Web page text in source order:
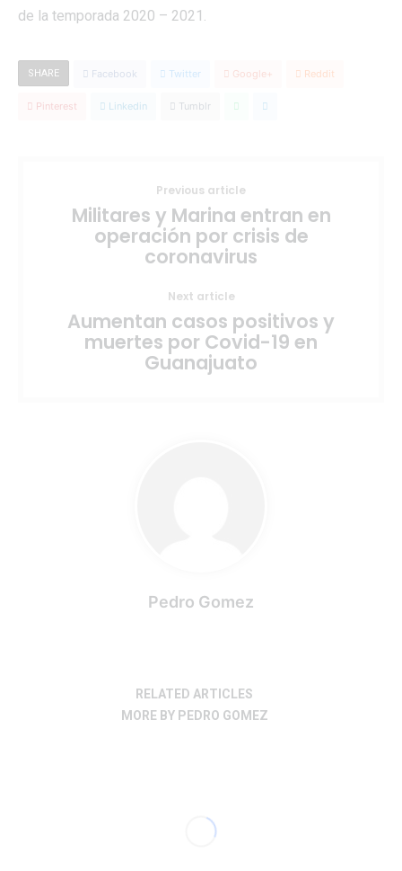
de la temporada 2020 – 2021.
SHARE Facebook Twitter Google+ Reddit
Pinterest Linkedin Tumblr
Previous article
Militares y Marina entran en
operación por crisis de
coronavirus
Next article
Aumentan casos positivos y
muertes por Covid-19 en
Guanajuato
Pedro Gomez
RELATED ARTICLES
MORE BY PEDRO GOMEZ